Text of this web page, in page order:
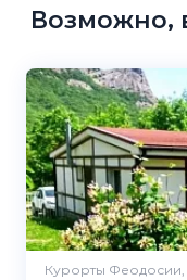
Возможно,
Курорты